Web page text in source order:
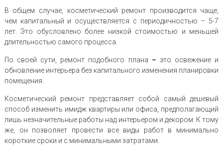
В общем случае, косметический ремонт производится чаще,
чем капитальный и осуществляется с периодичностью – 5-7
лет. Это обусловлено более низкой стоимостью и меньшей
длительностью самого процесса.
По своей сути, ремонт подобного плана – это освежение и
обновление интерьера без капитального изменения планировки
помещения.
Косметический ремонт представляет собой самый дешевый
способ изменить имидж квартиры или офиса, предполагающий
лишь незначительные работы над интерьером и декором. К тому
же, он позволяет провести все виды работ в минимально
короткие сроки и с минимальными затратами.